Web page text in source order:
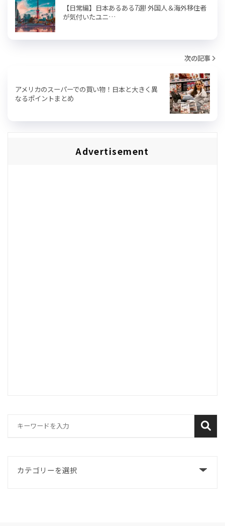
【日常編】日本あるある7選! 外国人＆海外移住者
が気付いたユニ…
次の記事
アメリカのスーパーでの買い物！日本と大きく異
なるポイントまとめ
Advertisement